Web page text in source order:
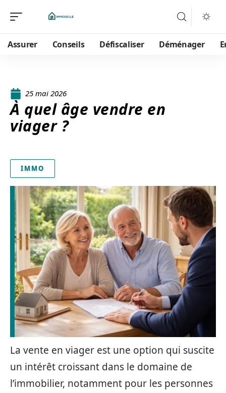
Assurer Conseils Défiscaliser Déménager
25 mai 2026
À quel âge vendre en
viager ?
IMMO
La vente en viager est une option qui suscite
un intérêt croissant dans le domaine de
l’immobilier, notamment pour les personnes